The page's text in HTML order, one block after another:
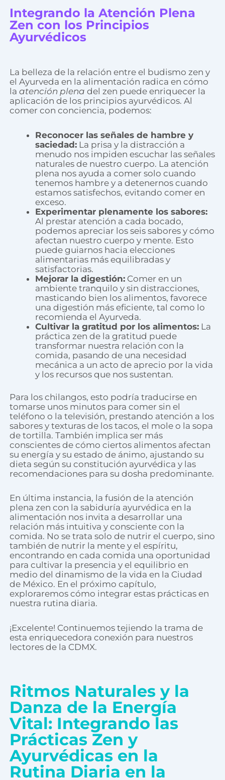
Integrando la Atención Plena
Zen con los Principios
Ayurvédicos
La belleza de la relación entre el budismo zen y
el Ayurveda en la alimentación radica en cómo
laatención plena del zen puede enriquecer la
aplicación de los principios ayurvédicos. Al
comer con conciencia, podemos:
Reconocer las señales de hambre y
saciedad: La prisa y la distracción a
menudo nos impiden escuchar las señales
naturales de nuestro cuerpo. La atención
plena nos ayuda a comer solo cuando
tenemos hambre y a detenernos cuando
estamos satisfechos, evitando comer en
exceso.
Experimentar plenamente los sabores:
Al prestar atención a cada bocado,
podemos apreciar los seis sabores y cómo
afectan nuestro cuerpo y mente. Esto
puede guiarnos hacia elecciones
alimentarias más equilibradas y
satisfactorias.
Mejorar la digestión: Comer en un
ambiente tranquilo y sin distracciones,
masticando bien los alimentos, favorece
una digestión más eficiente, tal como lo
recomienda el Ayurveda.
Cultivar la gratitud por los alimentos: La
práctica zen de la gratitud puede
transformar nuestra relación con la
comida, pasando de una necesidad
mecánica a un acto de aprecio por la vida
y los recursos que nos sustentan.
Para los chilangos, esto podría traducirse en
tomarse unos minutos para comer sin el
teléfono o la televisión, prestando atención a los
sabores y texturas de los tacos, el mole o la sopa
de tortilla. También implica ser más
conscientes de cómo ciertos alimentos afectan
su energía y su estado de ánimo, ajustando su
dieta según su constitución ayurvédica y las
recomendaciones para su dosha predominante.
En última instancia, la fusión de la atención
plena zen con la sabiduría ayurvédica en la
alimentación nos invita a desarrollar una
relación más intuitiva y consciente con la
comida. No se trata solo de nutrir el cuerpo, sino
también de nutrir la mente y el espíritu,
encontrando en cada comida una oportunidad
para cultivar la presencia y el equilibrio en
medio del dinamismo de la vida en la Ciudad
de México. En el próximo capítulo,
exploraremos cómo integrar estas prácticas en
nuestra rutina diaria.
¡Excelente! Continuemos tejiendo la trama de
esta enriquecedora conexión para nuestros
lectores de la CDMX.
Ritmos Naturales y la
Danza de la Energía
Vital: Integrando las
Prácticas Zen y
Ayurvédicas en la
Rutina Diaria en la